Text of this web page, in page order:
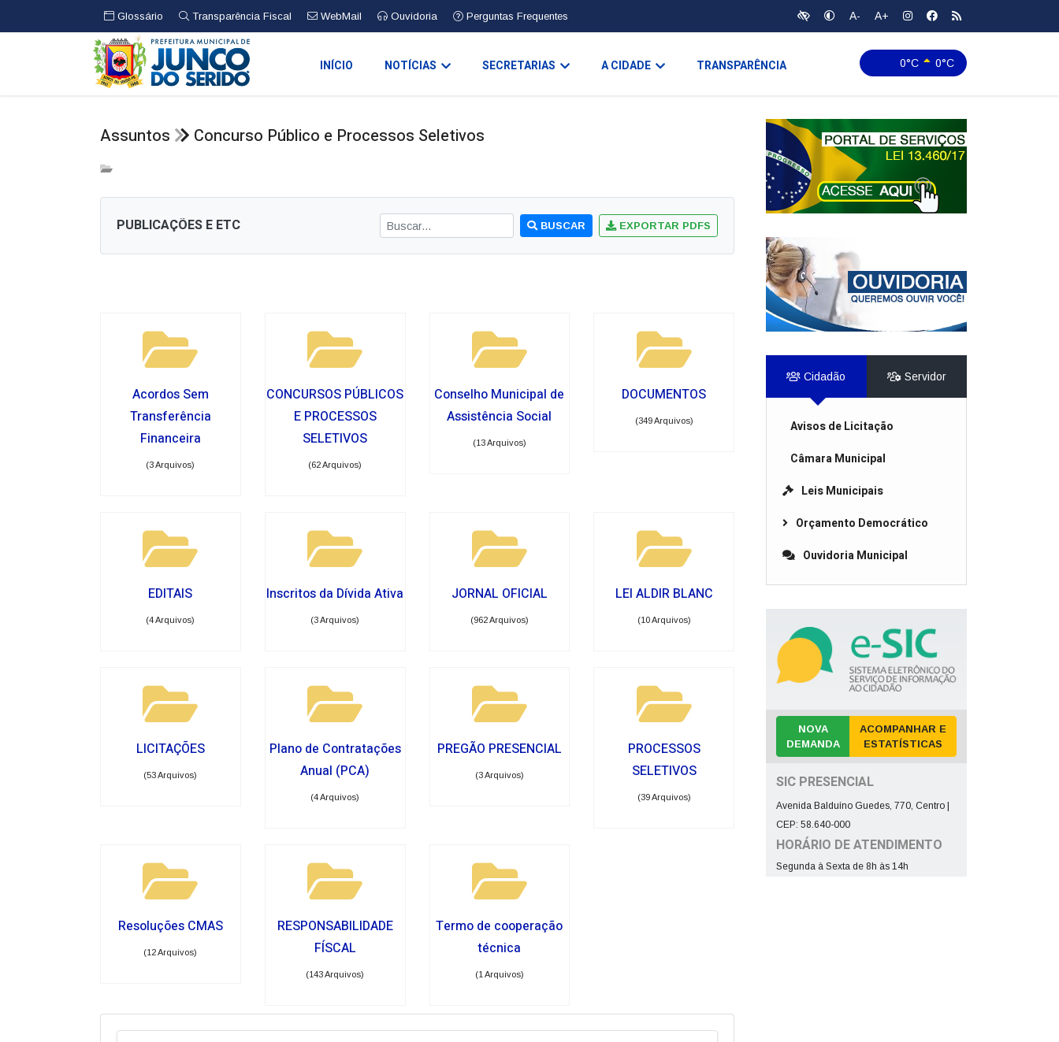
Glossário Transparência Fiscal WebMail Ouvidoria Perguntas Frequentes A- A+
0°C 0°C
INÍCIO NOTÍCIAS SECRETARIAS A CIDADE TRANSPARÊNCIA
Assuntos Concurso Público e Processos Seletivos
PUBLICAÇÕES E ETC BUSCAR EXPORTAR PDFS
Acordos Sem
Transferência
Financeira
(3 Arquivos)
CONCURSOS PÚBLICOS
E PROCESSOS
SELETIVOS
(62 Arquivos)
Conselho Municipal de
Assistência Social
(13 Arquivos)
DOCUMENTOS
(349 Arquivos)
EDITAIS
(4 Arquivos)
Inscritos da Dívida Ativa
(3 Arquivos)
JORNAL OFICIAL
(962 Arquivos)
LEI ALDIR BLANC
(10 Arquivos)
LICITAÇÕES
(53 Arquivos)
Plano de Contratações
Anual (PCA)
(4 Arquivos)
PREGÃO PRESENCIAL
(3 Arquivos)
PROCESSOS
SELETIVOS
(39 Arquivos)
Resoluções CMAS
(12 Arquivos)
RESPONSABILIDADE
FÍSCAL
(143 Arquivos)
Termo de cooperação
técnica
(1 Arquivos)
Cidadão Servidor
Avisos de Licitação
Câmara Municipal
Leis Municipais
Orçamento Democrático
Ouvidoria Municipal
NOVA
DEMANDA
ACOMPANHAR E
ESTATÍSTICAS
SIC PRESENCIAL
Avenida Balduíno Guedes, 770, Centro |
CEP: 58.640-000
HORÁRIO DE ATENDIMENTO
Segunda à Sexta de 8h às 14h